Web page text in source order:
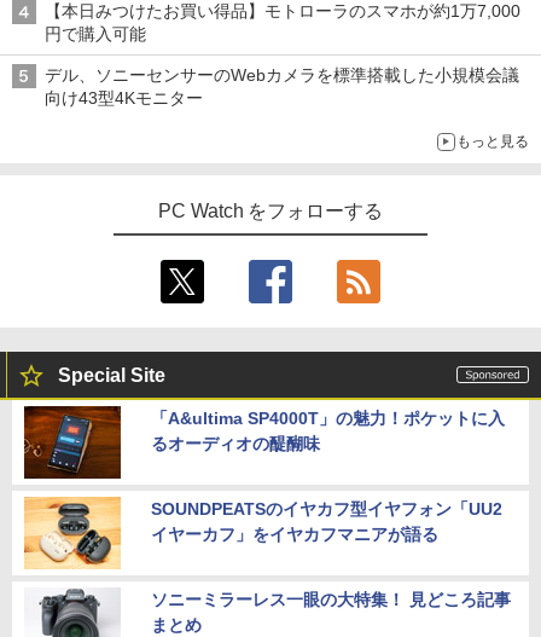
【本日みつけたお買い得品】モトローラのスマホが約1万7,000
円で購入可能
デル、ソニーセンサーのWebカメラを標準搭載した小規模会議
向け43型4Kモニター
もっと見る
PC Watch をフォローする
Special Site
「A&ultima SP4000T」の魅力！ポケットに入
るオーディオの醍醐味
SOUNDPEATSのイヤカフ型イヤフォン「UU2
イヤーカフ」をイヤカフマニアが語る
ソニーミラーレス一眼の大特集！ 見どころ記事
まとめ